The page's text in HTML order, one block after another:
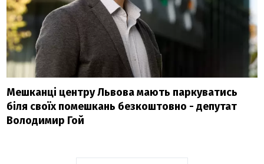
Мешканці центру Львова мають паркуватись
біля своїх помешкань безкоштовно - депутат
Володимир Гой